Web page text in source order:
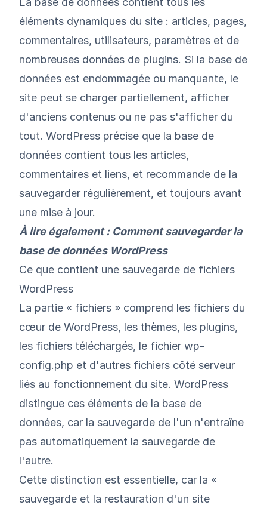
éléments dynamiques du site : articles, pages,
commentaires, utilisateurs, paramètres et de
nombreuses données de plugins. Si la base de
données est endommagée ou manquante, le
site peut se charger partiellement, afficher
d'anciens contenus ou ne pas s'afficher du
tout. WordPress précise que la base de
données contient tous les articles,
commentaires et liens, et recommande de la
sauvegarder régulièrement, et toujours avant
une mise à jour.
À lire également : Comment sauvegarder la
base de données WordPress
Ce que contient une sauvegarde de fichiers
WordPress
La partie « fichiers » comprend les fichiers du
cœur de WordPress, les thèmes, les plugins,
les fichiers téléchargés, le fichier wp-
config.php et d'autres fichiers côté serveur
liés au fonctionnement du site. WordPress
distingue ces éléments de la base de
données, car la sauvegarde de l'un n'entraîne
pas automatiquement la sauvegarde de
l'autre.
Cette distinction est essentielle, car la «
sauvegarde et la restauration d'un site